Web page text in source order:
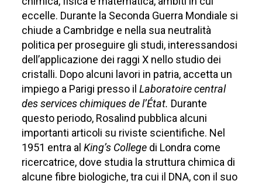
eccelle. Durante la Seconda Guerra Mondiale si
chiude a Cambridge e nella sua neutralità
politica per proseguire gli studi, interessandosi
dell’applicazione dei raggi X nello studio dei
cristalli. Dopo alcuni lavori in patria, accetta un
impiego a Parigi presso il Laboratoire central
des services chimiques de l’État. Durante
questo periodo, Rosalind pubblica alcuni
importanti articoli su riviste scientifiche. Nel
1951 entra al King’s Collegedi Londra come
ricercatrice, dove studia la struttura chimica di
alcune fibre biologiche, tra cui il DNA, con il suo